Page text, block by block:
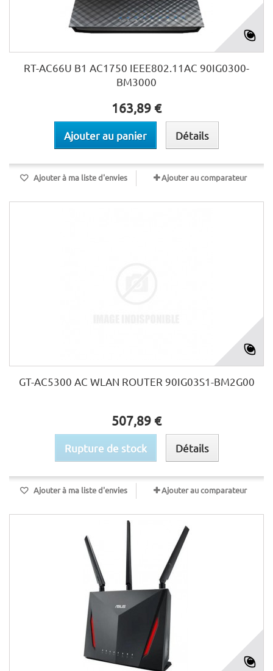
RT-AC66U B1 AC1750 IEEE802.11AC 90IG0300-
BM3000
163,89 €
Ajouter au panier Détails
Ajouter à ma liste d'envies Ajouter au comparateur
GT-AC5300 AC WLAN ROUTER 90IG03S1-BM2G00
507,89 €
Rupture de stock Détails
Ajouter à ma liste d'envies Ajouter au comparateur